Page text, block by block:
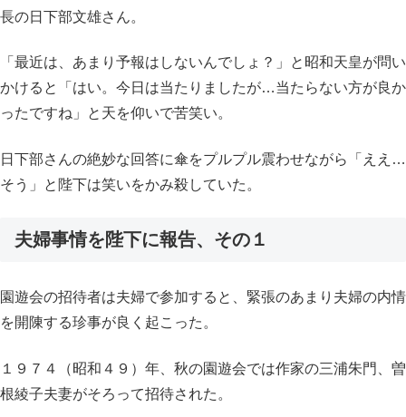
長の日下部文雄さん。
「最近は、あまり予報はしないんでしょ？」と昭和天皇が問い
かけると「はい。今日は当たりましたが…当たらない方が良か
ったですね」と天を仰いで苦笑い。
日下部さんの絶妙な回答に傘をプルプル震わせながら「ええ…
そう」と陛下は笑いをかみ殺していた。
夫婦事情を陛下に報告、その１
園遊会の招待者は夫婦で参加すると、緊張のあまり夫婦の内情
を開陳する珍事が良く起こった。
１９７４（昭和４９）年、秋の園遊会では作家の三浦朱門、曽
根綾子夫妻がそろって招待された。